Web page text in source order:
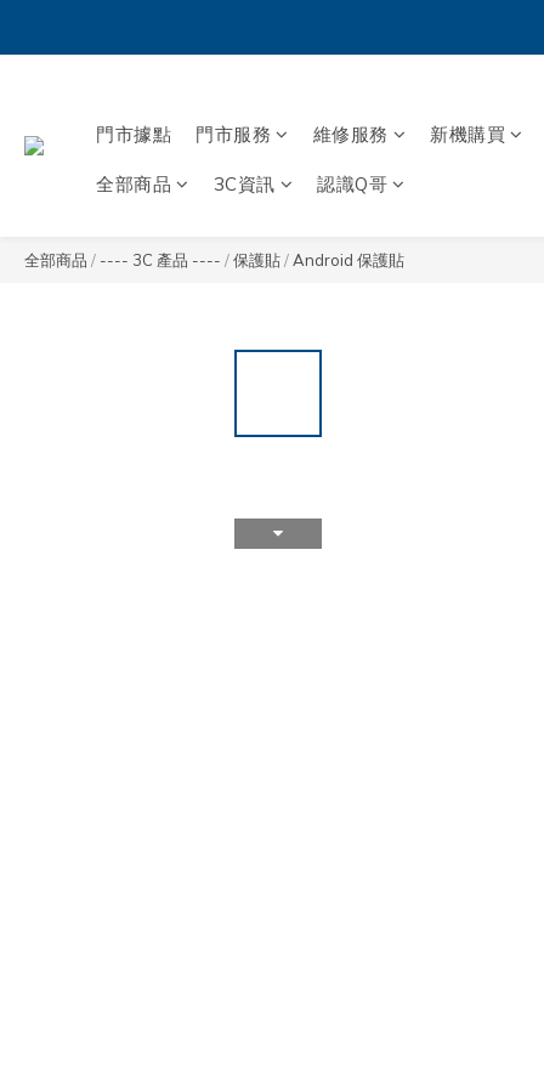
門市據點 門市服務 維修服務 新機購買
全部商品 3C資訊 認識Q哥
全部商品 / ---- 3C 產品 ---- /保護貼/Android 保護貼